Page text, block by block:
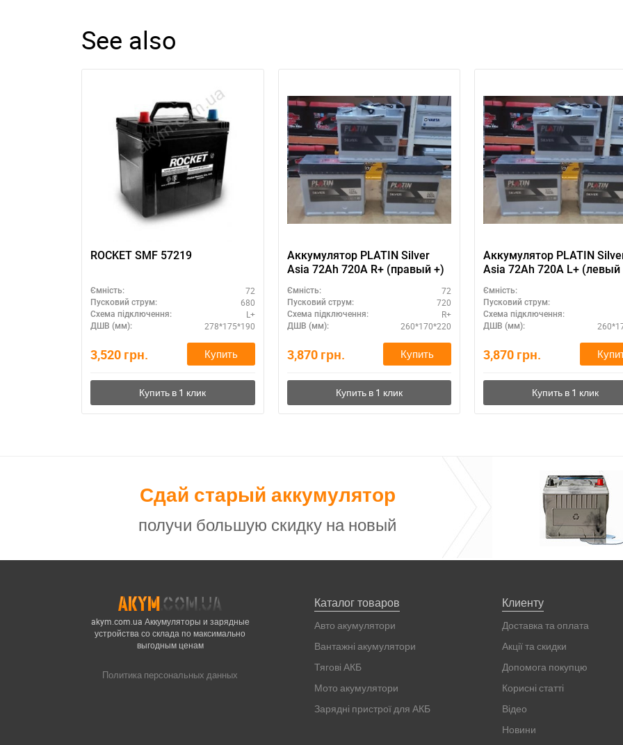
See also
ROCKET SMF 57219
Ємність: 72
Пусковий струм: 680
Схема підключення: L+
ДШВ (мм): 278*175*190
3,520 грн. Купить
Аккумулятор PLATIN Silver
Asia 72Ah 720A R+ (правый +)
Ємність: 72
Пусковий струм: 720
Схема підключення: R+
ДШВ (мм): 260*170*220
3,870 грн. Купить
Аккумулятор PLATIN
Asia 72Ah 720A L+ (левый
Ємність:
Пусковий струм:
Схема підключення:
ДШВ (мм):
3,870 грн.
Сдай старый аккумулятор
получи большую скидку на новый
akym.com.ua Аккумуляторы и зарядные
устройства со склада по максимально
выгодным ценам
Политика персональных данных
Каталог товаров
Авто акумулятори
Вантажні акумулятори
Тягові АКБ
Мото акумулятори
Зарядні пристрої для АКБ
Клиенту
Доставка та оплата
Акції та скидки
Допомога покупцю
Корисні статті
Відео
Новини